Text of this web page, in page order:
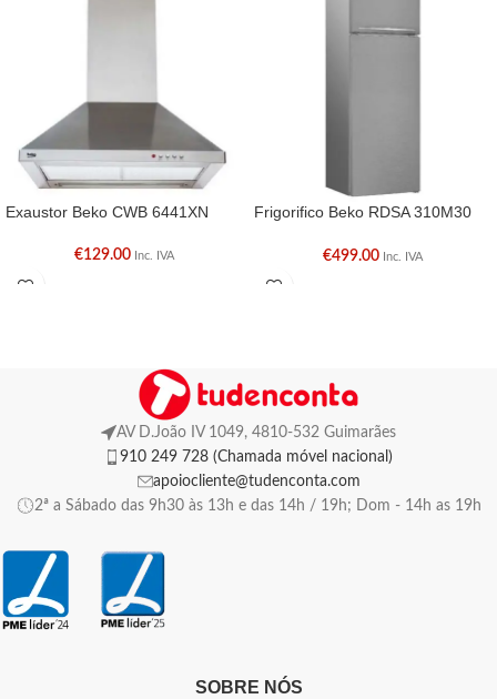
Exaustor Beko CWB 6441XN
€129.00 Inc. IVA
Frigorifico Beko RDSA 310M30
€499.00 Inc. IVA
AV D.João IV 1049, 4810-532 Guimarães
910 249 728 (Chamada móvel nacional)
apoiocliente@tudenconta.com
2ª a Sábado das 9h30 às 13h e das 14h / 19h; Dom - 14h as 19h
SOBRE NÓS